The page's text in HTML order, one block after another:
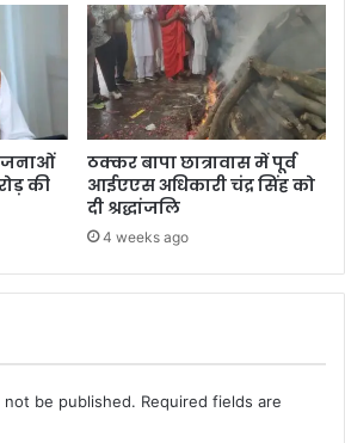
की
ठक्कर बापा छात्रावास में पूर्व
आईएएस अधिकारी चंद्र सिंह को
दी श्रद्धांजलि
4 weeks ago
not be published. Required fields are